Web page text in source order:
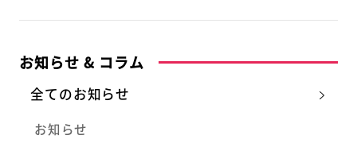
お知らせ & コラム
全てのお知らせ
お知らせ